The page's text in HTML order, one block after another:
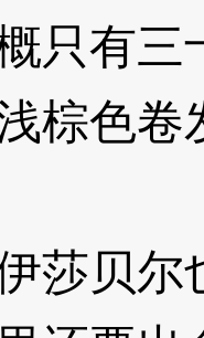
只有
棕色卷
贝尔